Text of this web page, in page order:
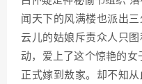
闻天下的风满楼也派出
云儿的姑娘斥责众人只
动，爱上了这个惊艳的女
正式嫁到敖家。却不知